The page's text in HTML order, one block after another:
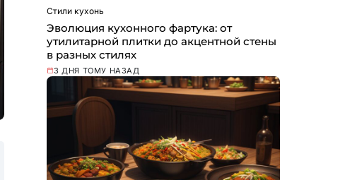
Стили кухонь
Эволюция кухонного фартука: от
утилитарной плитки до акцентной стены
в разных стилях
3 ДНЯ ТОМУ НАЗАД